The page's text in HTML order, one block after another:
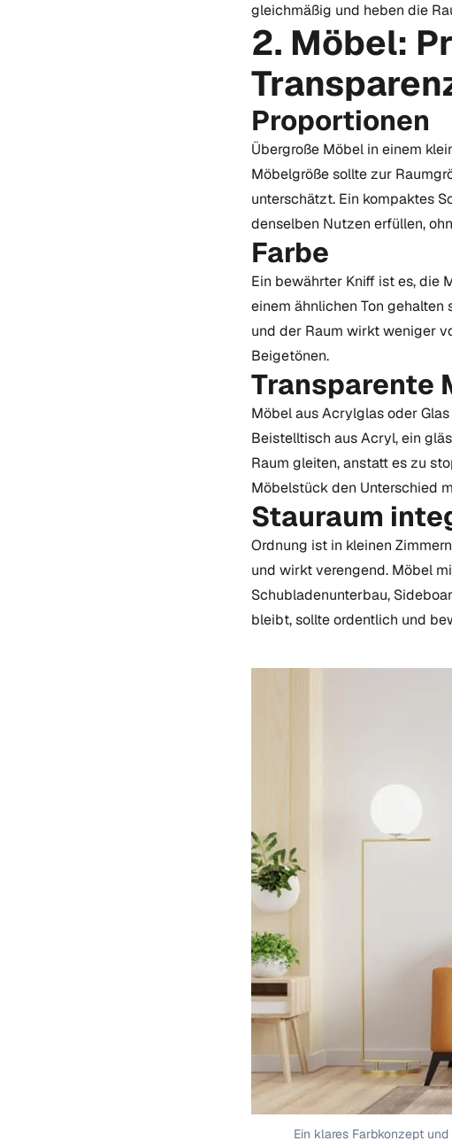
gleichmäßig und heben die
2. Möbel:
Proportionen
Übergroße Möbel in einem
Möbelgröße sollte zur
unterschätzt. Ein kompaktes
denselben Nutzen erfüllen,
Farbe
Ein bewährter Kniff ist es, die
einem ähnlichen Ton
und der Raum wirkt weniger
Beigetönen.
Transparente
Möbel aus Acrylglas oder
Beistelltisch aus Acryl, ein
Raum gleiten, anstatt es zu
Möbelstück den Unterschied
Stauraum
Ordnung ist in kleinen
und wirkt verengend. Möbel
Schubladenunterbau,
bleibt, sollte ordentlich und
Ein klares Farbkonzept